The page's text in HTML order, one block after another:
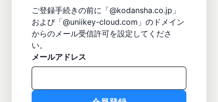
ご登録手続きの前に「@kodansha.co.jp」
および「@uniikey-cloud.com」のドメイン
からのメール受信許可を設定してくださ
い。
メールアドレス